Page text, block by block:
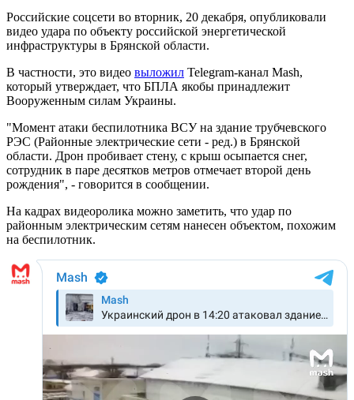
Российские соцсети во вторник, 20 декабря, опубликовали
видео удара по объекту российской энергетической
инфраструктуры в Брянской области.
В частности, это видео выложил Telegram-канал Mash,
который утверждает, что БПЛА якобы принадлежит
Вооруженным силам Украины.
"Момент атаки беспилотника ВСУ на здание трубчевского
РЭС (Районные электрические сети - ред.) в Брянской
области. Дрон пробивает стену, с крыш осыпается снег,
сотрудник в паре десятков метров отмечает второй день
рождения", - говорится в сообщении.
На кадрах видеоролика можно заметить, что удар по
районным электрическим сетям нанесен объектом, похожим
на беспилотник.